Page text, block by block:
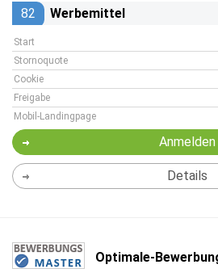
82 Werbemittel
Start
Stornoquote
Cookie
Freigabe
Mobil-Landingpage
Anmelden
Details
Optimale-